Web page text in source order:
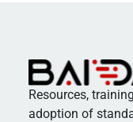
Resources,
adoption of